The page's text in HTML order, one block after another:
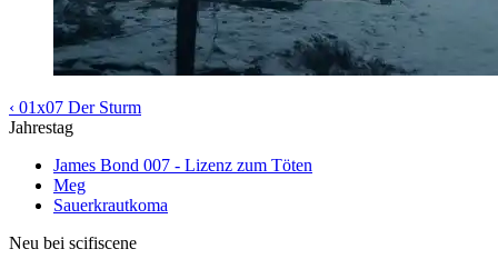
‹ 01x07 Der Sturm
Jahrestag
James Bond 007 - Lizenz zum Töten
Meg
Sauerkrautkoma
Neu bei scifiscene